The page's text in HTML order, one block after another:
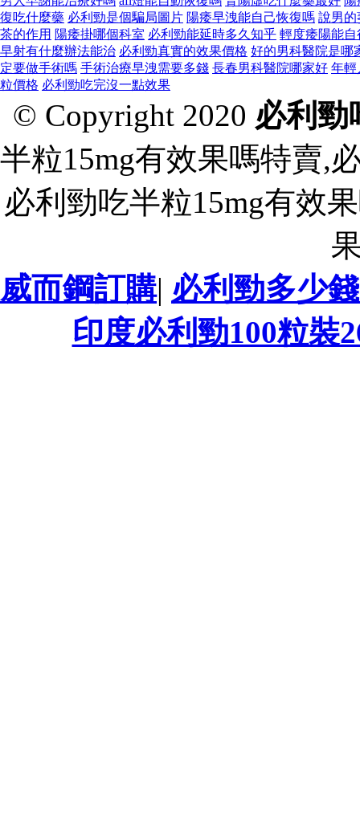
復吃什麼藥 必利勁是個騙局圖片 陽痿早洩能自己恢復嗎 說男的
茶的作用 陽痿掛哪個科室 必利勁能延時多久知乎 輕度痿陽能自
早射有什麼辦法能治 必利勁真實的效果價格 好的男科醫院是哪
定要做手術嗎 手術治療早洩需要多錢 長春男科醫院哪家好 年輕
粒價格 必利勁吃完沒一點效果
© Copyright 2020 必利勁
半粒15mg有效果嗎特賣,
必利勁吃半粒15mg有效
威而鋼訂購| 必利勁多少
印度必利勁100粒裝